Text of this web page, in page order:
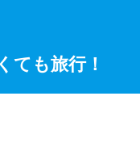
ても旅行！